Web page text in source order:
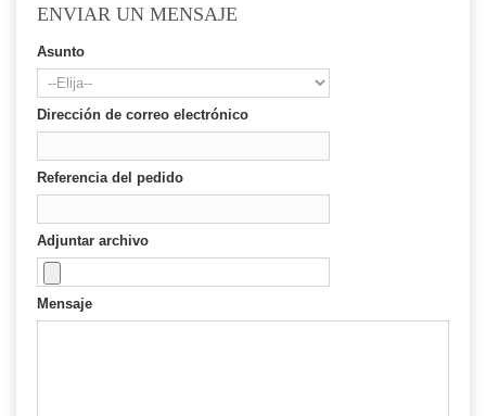
ENVIAR UN MENSAJE
Asunto
Dirección de correo electrónico
Referencia del pedido
Adjuntar archivo
Mensaje